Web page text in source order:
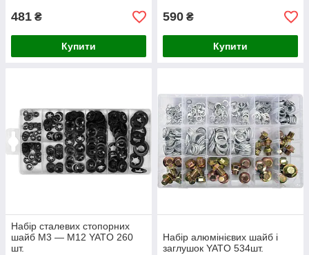
481 ₴
Купити
590 ₴
Купити
Набір сталевих стопорних
шайб М3 — М12 YATO 260
шт.
Набір алюмінієвих шайб і
заглушок YATO 534шт.